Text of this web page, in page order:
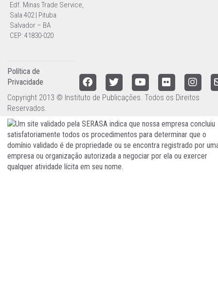
Edf. Minas Trade Service,
Sala 402 | Pituba
Salvador – BA
CEP: 41830-020
Política de
Privacidade
Copyright 2013 © Instituto de Publicações. Todos os Direitos
Reservados.